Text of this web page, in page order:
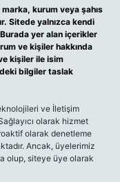
kurum veya şahıs
Sitede yalnızca kendi
Burada yer alan içerikler
ve kişiler hakkında
kişiler ile isim
bilgiler taslak
ve İletişim
olarak hizmet
olarak denetleme
Ancak, üyelerimiz
olup, siteye üye olarak